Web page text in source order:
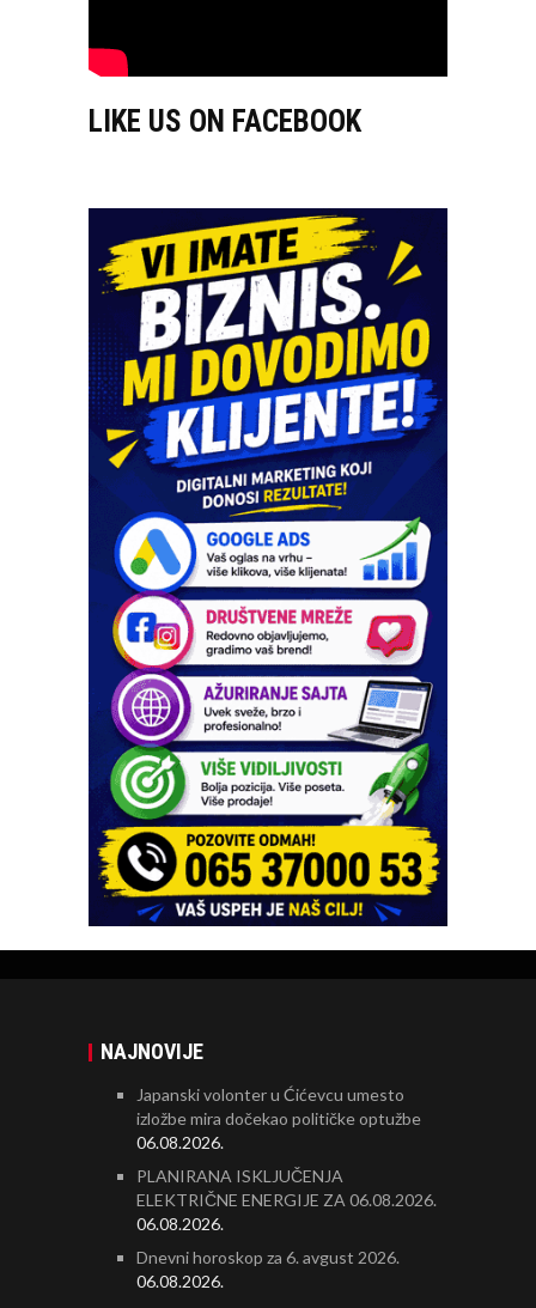
LIKE US ON FACEBOOK
NAJNOVIJE
Japanski volonter u Ćićevcu umesto
izložbe mira dočekao političke optužbe
06.08.2026.
PLANIRANA ISKLJUČENJA
ELEKTRIČNE ENERGIJE ZA 06.08.2026.
06.08.2026.
Dnevni horoskop za 6. avgust 2026.
06.08.2026.